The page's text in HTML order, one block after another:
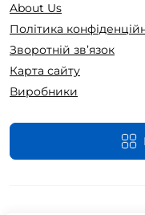
About Us
Політика
Зворотній зв’язок
Карта сайту
Виробники